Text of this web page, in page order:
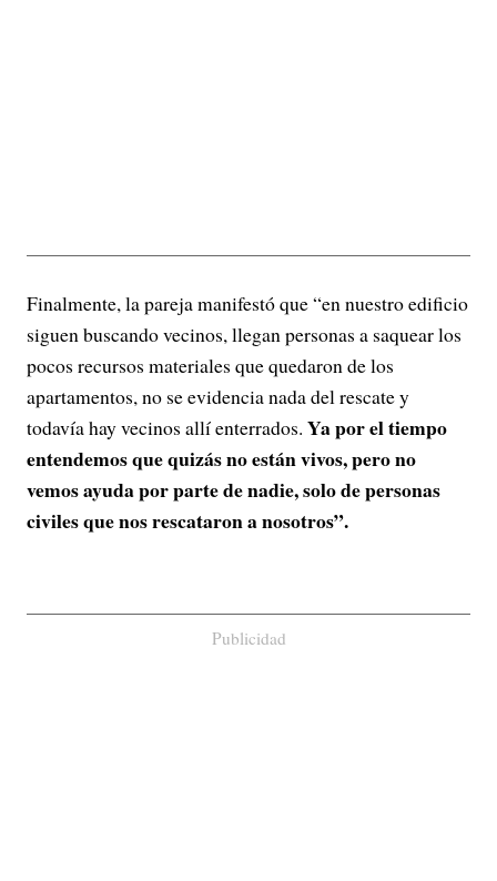
Finalmente, la pareja manifestó que “en nuestro edificio
siguen buscando vecinos, llegan personas a saquear los
pocos recursos materiales que quedaron de los
apartamentos, no se evidencia nada del rescate y
todavía hay vecinos allí enterrados. Ya por el tiempo
entendemos que quizás no están vivos, pero no
vemos ayuda por parte de nadie, solo de personas
civiles que nos rescataron a nosotros”.
Publicidad